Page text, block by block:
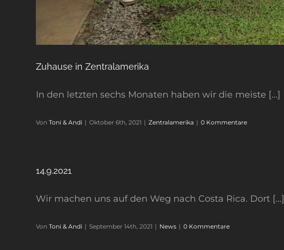
Zuhause in Zentralamerika
In den letzten sechs Monaten haben wir die meiste [...]
Von Toni & Andi | Oktober 6th, 2021 | Zentralamerika | 0 Kommentare
14.9.2021
Wir machen uns auf den Weg nach Costa Rica. Dort [...]
Von Toni & Andi | September 14th, 2021 | News | 0 Kommentare